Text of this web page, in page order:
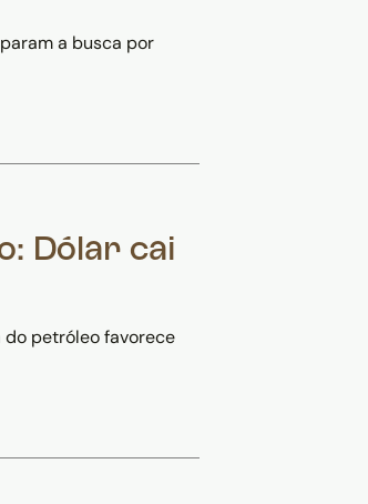
a busca por
Dólar cai
do petróleo favorece